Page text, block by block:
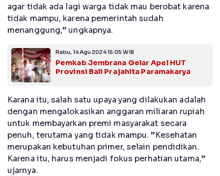
agar tidak ada lagi warga tidak mau berobat karena
tidak mampu, karena pemerintah sudah
menanggung,” ungkapnya.
Rabu, 14 Agu 2024 15:05 WIB
Pemkab Jembrana Gelar Apel HUT
Provinsi Bali Prajahita Paramakarya
Karana itu, salah satu upaya yang dilakukan adalah
dengan mengalokasikan anggaran miliaran rupiah
untuk membayarkan premi masyarakat secara
penuh, terutama yang tidak mampu. ”Kesehatan
merupakan kebutuhan primer, selain pendidikan.
Karena itu, harus menjadi fokus perhatian utama,”
ujarnya.